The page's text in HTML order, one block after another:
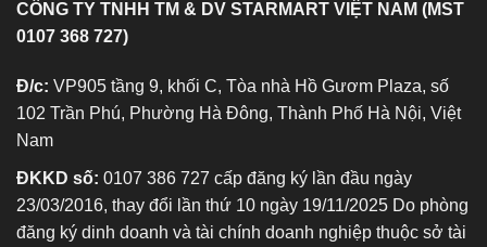
CÔNG TY TNHH TM & DV STARMART VIỆT NAM (MST
0107 368 727)
Đ/c: VP905 tầng 9, khối C, Tòa nhà Hồ Gươm Plaza, số
102 Trần Phú, Phường Hà Đông, Thành Phố Hà Nội, Việt
Nam
ĐKKD số: 0107 386 727 cấp đăng ký lần đầu ngày
23/03/2016, thay đổi lần thứ 10 ngày 19/11/2025 Do phòng
đăng ký dinh doanh và tài chính doanh nghiệp thuộc sở tài